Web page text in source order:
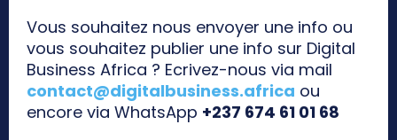
Vous souhaitez nous envoyer une info ou
vous souhaitez publier une info sur Digital
Business Africa ? Ecrivez-nous via mail
contact@digitalbusiness.africa ou
encore via WhatsApp +237 674 61 01 68